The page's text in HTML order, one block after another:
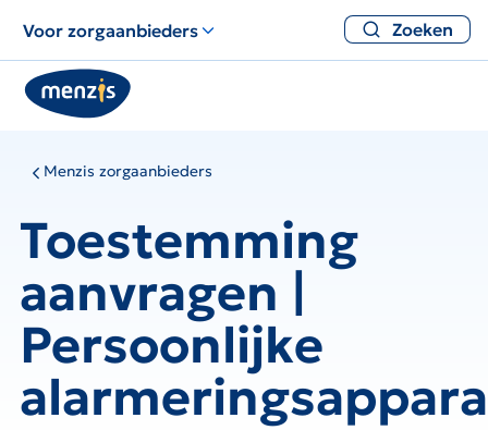
Voor zorgaanbieders Zoeken
Menzis zorgaanbieders
Toestemming
aanvragen |
Persoonlijke